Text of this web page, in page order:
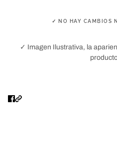
✓ NO HAY CAMBIOS
✓ Imagen Ilustrativa, la